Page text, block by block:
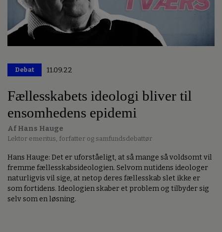
Debat 11.09.22
Fællesskabets ideologi bliver til
ensomhedens epidemi
Af Hans Hauge
Lektor emeritus, forfatter og samfundsdebattør
Hans Hauge: Det er uforståeligt, at så mange så voldsomt vil
fremme fællesskabsideologien. Selvom nutidens ideologer
naturligvis vil sige, at netop deres fællesskab slet ikke er
som fortidens. Ideologien skaber et problem og tilbyder sig
selv som en løsning.